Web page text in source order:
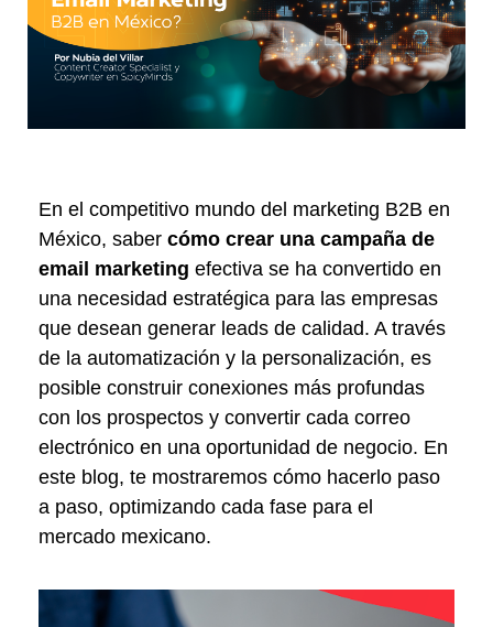
En el competitivo mundo del marketing B2B en
México, saber cómo crear una campaña de
email marketing efectiva se ha convertido en
una necesidad estratégica para las empresas
que desean generar leads de calidad. A través
de la automatización y la personalización, es
posible construir conexiones más profundas
con los prospectos y convertir cada correo
electrónico en una oportunidad de negocio. En
este blog, te mostraremos cómo hacerlo paso
a paso, optimizando cada fase para el
mercado mexicano.